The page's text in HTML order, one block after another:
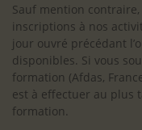
Sauf mention contraire,
inscriptions à nos
jour ouvré précédant
disponibles. Si vous
formation (Afdas,
est à effectuer au plus
formation.